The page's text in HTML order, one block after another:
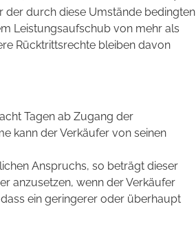
der durch diese Umstände bedingten
Leistungsaufschub von mehr als
Rücktrittsrechte bleiben davon
Tagen ab Zugang der
kann der Verkäufer von seinen
Anspruchs, so beträgt dieser
anzusetzen, wenn der Verkäufer
ein geringerer oder überhaupt